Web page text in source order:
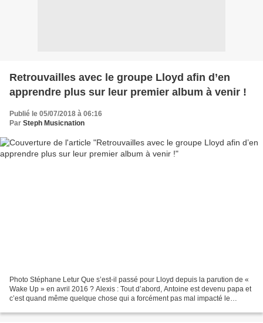
Retrouvailles avec le groupe Lloyd afin d’en
apprendre plus sur leur premier album à venir !
Publié le 05/07/2018 à 06:16
Par Steph Musicnation
Photo Stéphane Letur Que s’est-il passé pour Lloyd depuis la parution de «
Wake Up » en avril 2016 ? Alexis : Tout d’abord, Antoine est devenu papa et
c’est quand même quelque chose qui a forcément pas mal impacté le